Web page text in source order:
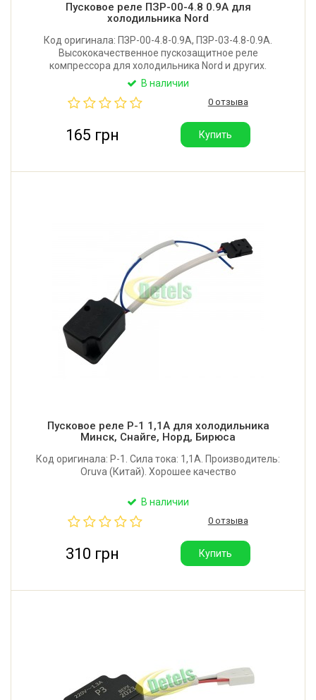
Пусковое реле ПЗР-00-4.8 0.9A для
холодильника Nord
Код оригинала: ПЗР-00-4.8-0.9A, ПЗР-03-4.8-0.9A.
Высококачественное пускозащитное реле
компрессора для холодильника Nord и других.
Размер: 35x34x19 мм. Рабочее напряжение: ~250V.
компрессору: 3 клеммы 4.8 мм. Производитель:
В наличии
0 отзыва
165 грн Купить
Пусковое реле Р-1 1,1A для холодильника
Минск, Снайге, Норд, Бирюса
Код оригинала: Р-1. Сила тока: 1,1A. Производитель:
Oruva (Китай). Хорошее качество
В наличии
0 отзыва
310 грн Купить